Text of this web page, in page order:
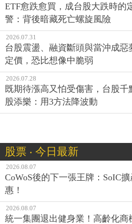
ETF愈跌愈買，成台股大跌時的
警：背後暗藏死亡螺旋風險
2026.07.31
台股震盪、融資斷頭與當沖成
定價，恐比想像中脆弱
2026.07.28
既期待漲高又怕受傷害，台股
股添樂：用3方法降波動
股票 ‧ 今日最新
2026.08.07
CoWoS後的下一張王牌：SoIC
惠！
2026.08.07
統一集團退出健身業！高齡化商